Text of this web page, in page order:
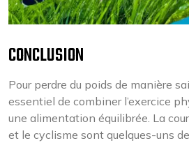
CONCLUSION
Pour perdre du poids de manière
essentiel de combiner l’exercice
une alimentation équilibrée. La
et le cyclisme sont quelques-uns